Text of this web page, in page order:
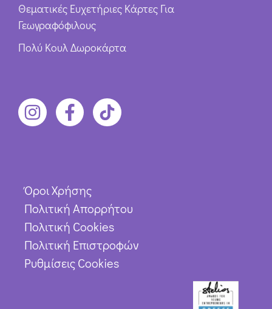
Θεματικές Ευχετήριες Κάρτες Για
Γεωγραφόφιλους
Πολύ Κουλ Δωροκάρτα
Όροι Χρήσης
Πολιτική Απορρήτου
Πολιτική Cookies
Πολιτική Επιστροφών
Ρυθμίσεις Cookies